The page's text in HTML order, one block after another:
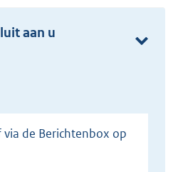
aan u
de Berichtenbox op